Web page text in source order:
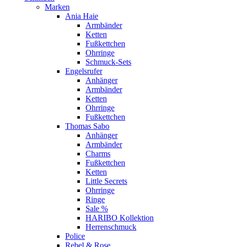
Marken
Ania Haie
Armbänder
Ketten
Fußkettchen
Ohrringe
Schmuck-Sets
Engelsrufer
Anhänger
Armbänder
Ketten
Ohrringe
Fußkettchen
Thomas Sabo
Anhänger
Armbänder
Charms
Fußkettchen
Ketten
Little Secrets
Ohrringe
Ringe
Sale %
HARIBO Kollektion
Herrenschmuck
Police
Rebel & Rose